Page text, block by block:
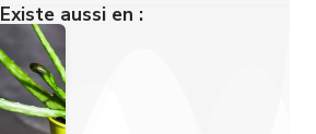
Existe aussi en :